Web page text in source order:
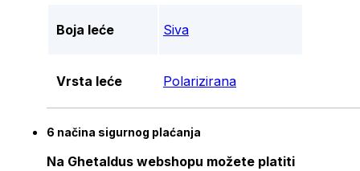
Boja leće Siva
Vrsta leće Polarizirana
6 načina sigurnog plaćanja
Na Ghetaldus webshopu možete platiti